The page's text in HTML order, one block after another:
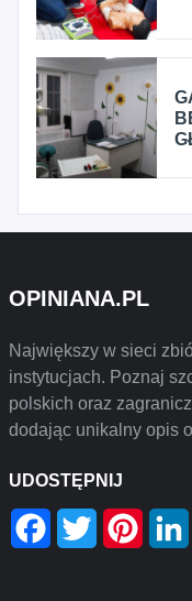
OPINIANA.PL
Największy w sieci
instytucjach. Poznaj
polskich oraz
dodając unikalny opis
UDOSTĘPNIJ
Facebook
Twitter